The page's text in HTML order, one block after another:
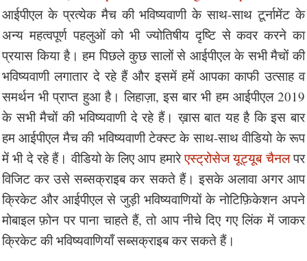
आईपीएल के प्रत्येक मैच की भविष्यवाणी के साथ-साथ टूर्नामेंट के
अन्य महत्वपूर्ण पहलुओं को भी ज्योतिषीय दृष्टि से कवर करने का
प्रयास किया है। हम पिछले कुछ सालों से आईपीएल के सभी मैचों की
भविष्यवाणी लगातार दे रहे हैं और इसमें हमें आपका काफी उत्साह व
समर्थन भी प्राप्त हुआ है। लिहाज़ा, इस बार भी हम आईपीएल 2019
के सभी मैचों की भविष्यवाणी दे रहे हैं। ख़ास बात यह है कि इस बार
हम आईपीएल मैच की भविष्यवाणी टेक्स्ट के साथ-साथ वीडियो के रूप
में भी दे रहे हैं। वीडियो के लिए आप हमारेएस्ट्रोसेज यूट्यूब चैनलपर
विजिट कर उसे सब्सक्राइब कर सकते हैं। इसके अलावा अगर आप
क्रिकेट और आईपीएल से जुड़ी भविष्यवाणियों के नोटिफ़िकेशन अपने
मोबाइल फ़ोन पर पाना चाहते हैं, तो आप नीचे दिए गए लिंक में जाकर
क्रिकेट की भविष्यवाणियाँ सब्सक्राइब कर सकते हैं।